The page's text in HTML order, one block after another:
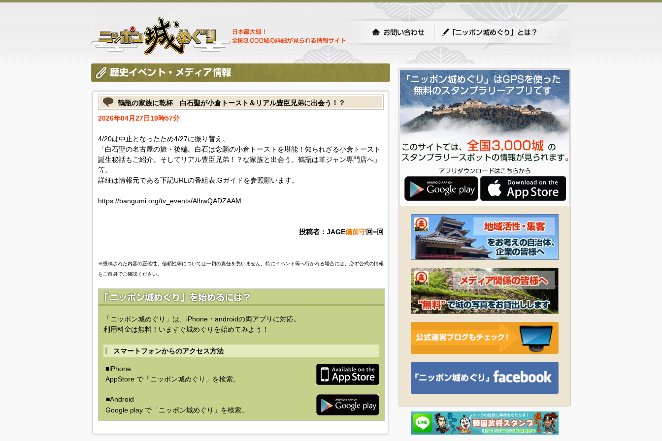
鶴瓶の家族に乾杯 白石聖が小倉トースト＆リアル豊臣兄弟に出会う！？
2026年04月27日19時57分
4/20は中止となったため4/27に振り替え。
「白石聖の名古屋の旅・後編。白石は念願の小倉トーストを堪能！知られざる小倉トースト
誕生秘話もご紹介。そしてリアル豊臣兄弟！？な家族と出会う。鶴瓶は革ジャン専門店へ」
等。
詳細は情報元である下記URLの番組表.Gガイドを参照願います。
https://bangumi.org/tv_events/AlhwQADZAAM
投稿者：JAGE備前守回=回
※投稿された内容の正確性、信頼性等については一切の責任を負いません。特にイベント等へ行かれる場合には、必ず公式の情報
をご自身でご確認ください。
「ニッポン城めぐり」は、iPhone・androidの両アプリに対応。
利用料金は無料！いますぐ城めぐりを始めてみよう！
スマートフォンからのアクセス方法
■iPhone
AppStore で「ニッポン城めぐり」を検索。
■Android
Google play で「ニッポン城めぐり」を検索。